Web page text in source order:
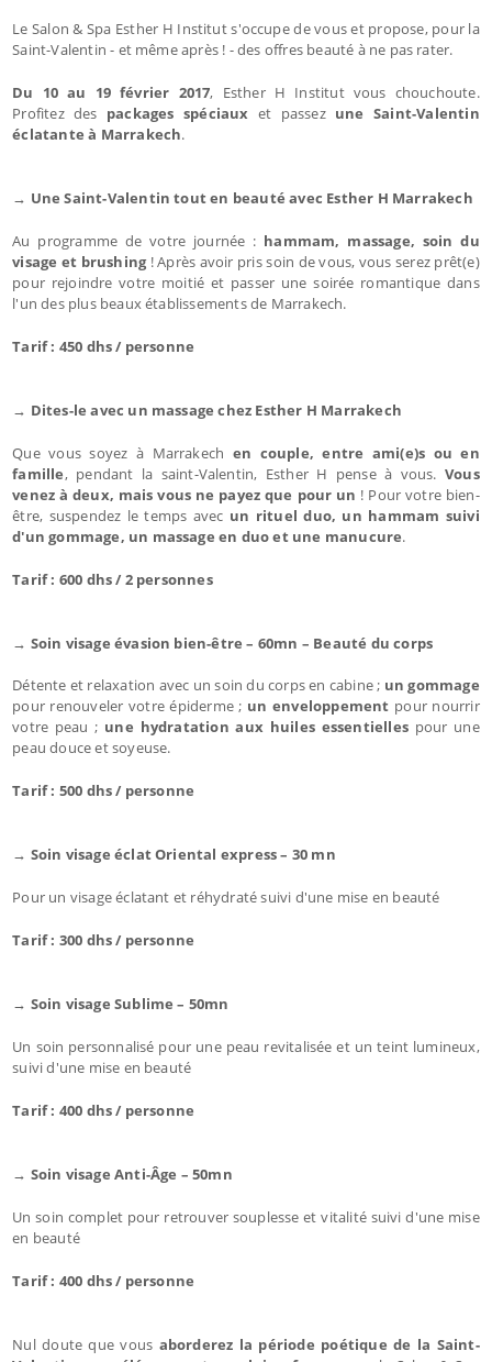
Le Salon & Spa Esther H Institut s'occupe de vous et propose, pour la
Saint-Valentin - et même après ! - des offres beauté à ne pas rater.
Du 10 au 19 février 2017, Esther H Institut vous chouchoute.
Profitez des packages spéciaux et passez une Saint-Valentin
éclatante à Marrakech.
→ Une Saint-Valentin tout en beauté avec Esther H Marrakech
Au programme de votre journée : hammam, massage, soin du
visage et brushing ! Après avoir pris soin de vous, vous serez prêt(e)
pour rejoindre votre moitié et passer une soirée romantique dans
l'un des plus beaux établissements de Marrakech.
Tarif : 450 dhs / personne
→ Dites-le avec un massage chez Esther H Marrakech
Que vous soyez à Marrakech en couple, entre ami(e)s ou en
famille, pendant la saint-Valentin, Esther H pense à vous.Vous
venez à deux, mais vous ne payez que pour un ! Pour votre bien-
être, suspendez le temps avec un rituel duo, un hammam suivi
d'un gommage, un massage en duo et une manucure.
Tarif : 600 dhs / 2 personnes
→ Soin visage évasion bien-être – 60mn – Beauté du corps
Détente et relaxation avec un soin du corps en cabine ; un gommage
pour renouveler votre épiderme ; un enveloppement pour nourrir
votre peau ; une hydratation aux huiles essentiellespour une
peau douce et soyeuse.
Tarif : 500 dhs / personne
→ Soin visage éclat Oriental express – 30 mn
Pour un visage éclatant et réhydraté suivi d'une mise en beauté
Tarif : 300 dhs / personne
→ Soin visage Sublime – 50mn
Un soin personnalisé pour une peau revitalisée et un teint lumineux,
suivi d'une mise en beauté
Tarif : 400 dhs / personne
→ Soin visage Anti-Âge – 50mn
Un soin complet pour retrouver souplesse et vitalité suivi d'une mise
en beauté
Tarif : 400 dhs / personne
Nul doute que vous aborderez la période poétique de la Saint-